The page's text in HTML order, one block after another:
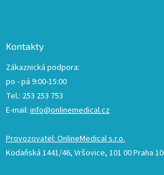
Kontakty
Zákaznická podpora:
po - pá 9:00-15:00
Tel.: 253 253 753
E-mail: info@onlinemedical.cz
Provozovatel: OnlineMedical s.r.o.
Kodaňská 1441/46, Vršovice, 101 00 Praha 10